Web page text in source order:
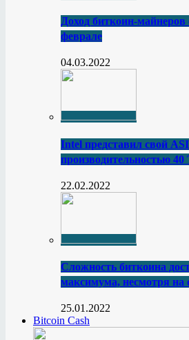
Доход биткоин-майнеров
феврале
04.03.2022
Intel представил свой
производительностью
22.02.2022
Сложность биткоина
максимума, несмотря на
25.01.2022
Bitcoin Cash